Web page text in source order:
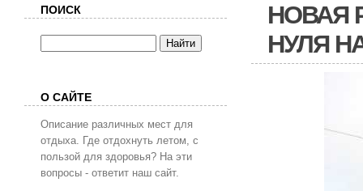
НОВАЯ
НУЛЯ
ПОИСК
О САЙТЕ
Описание различных мест для
отдыха. Где отдохнуть летом, с
пользой для здоровья? На эти
вопросы - ответит наш сайт.